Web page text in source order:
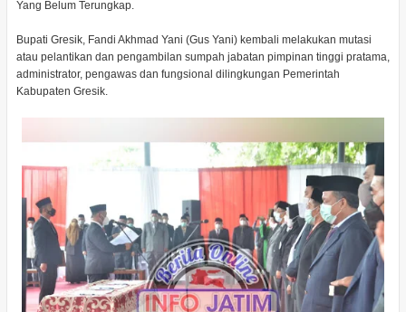
Yang Belum Terungkap.
Bupati Gresik, Fandi Akhmad Yani (Gus Yani) kembali melakukan mutasi
atau pelantikan dan pengambilan sumpah jabatan pimpinan tinggi pratama,
administrator, pengawas dan fungsional dilingkungan Pemerintah
Kabupaten Gresik.